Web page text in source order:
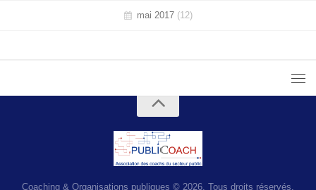
mai 2017(12)
Coaching & Organisations publiques © 2026. Tous droits réservés.